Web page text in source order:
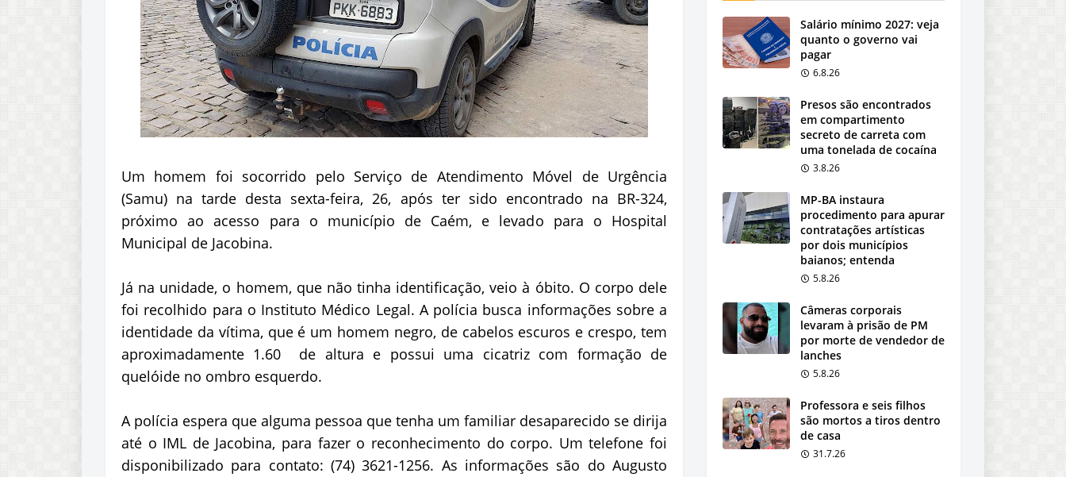
Um homem foi socorrido pelo Serviço de Atendimento Móvel de Urgência
(Samu) na tarde desta sexta-feira, 26, após ter sido encontrado na BR-324,
próximo ao acesso para o município de Caém, e levado para o Hospital
Municipal de Jacobina.
Já na unidade, o homem, que não tinha identificação, veio à óbito. O corpo dele
foi recolhido para o Instituto Médico Legal. A polícia busca informações sobre a
identidade da vítima, que é um homem negro, de cabelos escuros e crespo, tem
aproximadamente 1.60 de altura e possui uma cicatriz com formação de
quelóide no ombro esquerdo.
A polícia espera que alguma pessoa que tenha um familiar desaparecido se dirija
até o IML de Jacobina, para fazer o reconhecimento do corpo. Um telefone foi
disponibilizado para contato: (74) 3621-1256. As informações são do Augusto
Salário mínimo 2027: veja
quanto o governo vai
pagar
6.8.26
Presos são encontrados
em compartimento
secreto de carreta com
uma tonelada de cocaína
3.8.26
MP-BA instaura
procedimento para apurar
contratações artísticas
por dois municípios
baianos; entenda
5.8.26
Câmeras corporais
levaram à prisão de PM
por morte de vendedor de
lanches
5.8.26
Professora e seis filhos
são mortos a tiros dentro
de casa
31.7.26